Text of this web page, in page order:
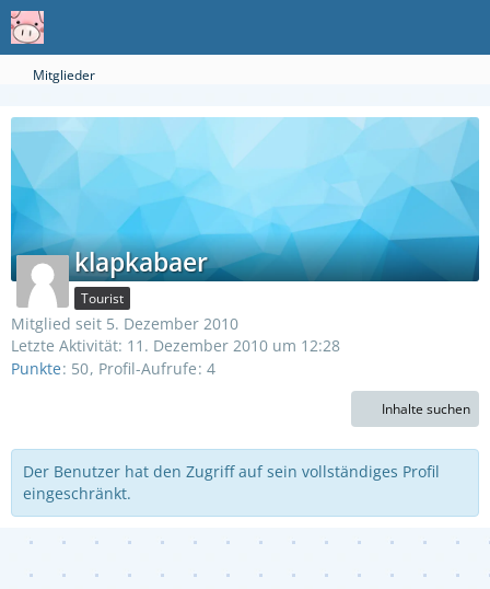
Mitglieder
klapkabaer
Tourist
Mitglied seit 5. Dezember 2010
Letzte Aktivität: 11. Dezember 2010 um 12:28
Punkte 50 Profil-Aufrufe 4
Inhalte suchen
Der Benutzer hat den Zugriff auf sein vollständiges Profil
eingeschränkt.